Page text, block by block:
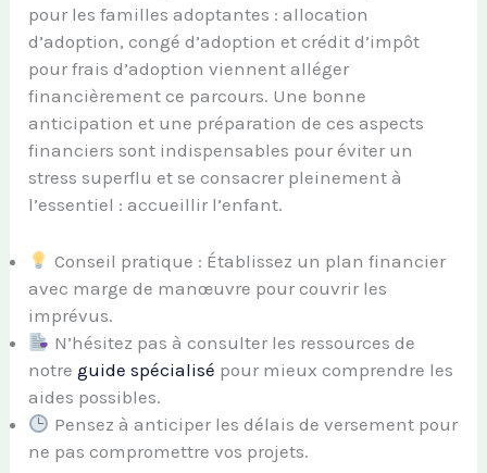
pour les familles adoptantes : allocation
d’adoption, congé d’adoption et crédit d’impôt
pour frais d’adoption viennent alléger
financièrement ce parcours. Une bonne
anticipation et une préparation de ces aspects
financiers sont indispensables pour éviter un
stress superflu et se consacrer pleinement à
l’essentiel : accueillir l’enfant.
Conseil pratique : Établissez un plan financier
avec marge de manœuvre pour couvrir les
imprévus.
N’hésitez pas à consulter les ressources de
notreguide spécialisé pour mieux comprendre les
aides possibles.
Pensez à anticiper les délais de versement pour
ne pas compromettre vos projets.